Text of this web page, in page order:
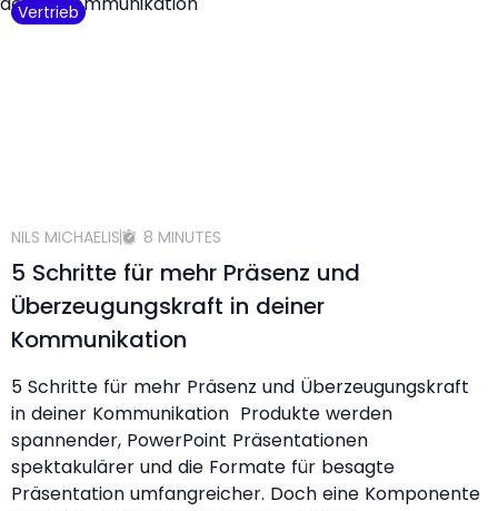
Vertrieb
NILS MICHAELIS 8 MINUTES
5 Schritte für mehr Präsenz und
Überzeugungskraft in deiner
Kommunikation
5 Schritte für mehr Präsenz und Überzeugungskraft
in deiner Kommunikation Produkte werden
spannender, PowerPoint Präsentationen
spektakulärer und die Formate für besagte
Präsentation umfangreicher. Doch eine Komponente